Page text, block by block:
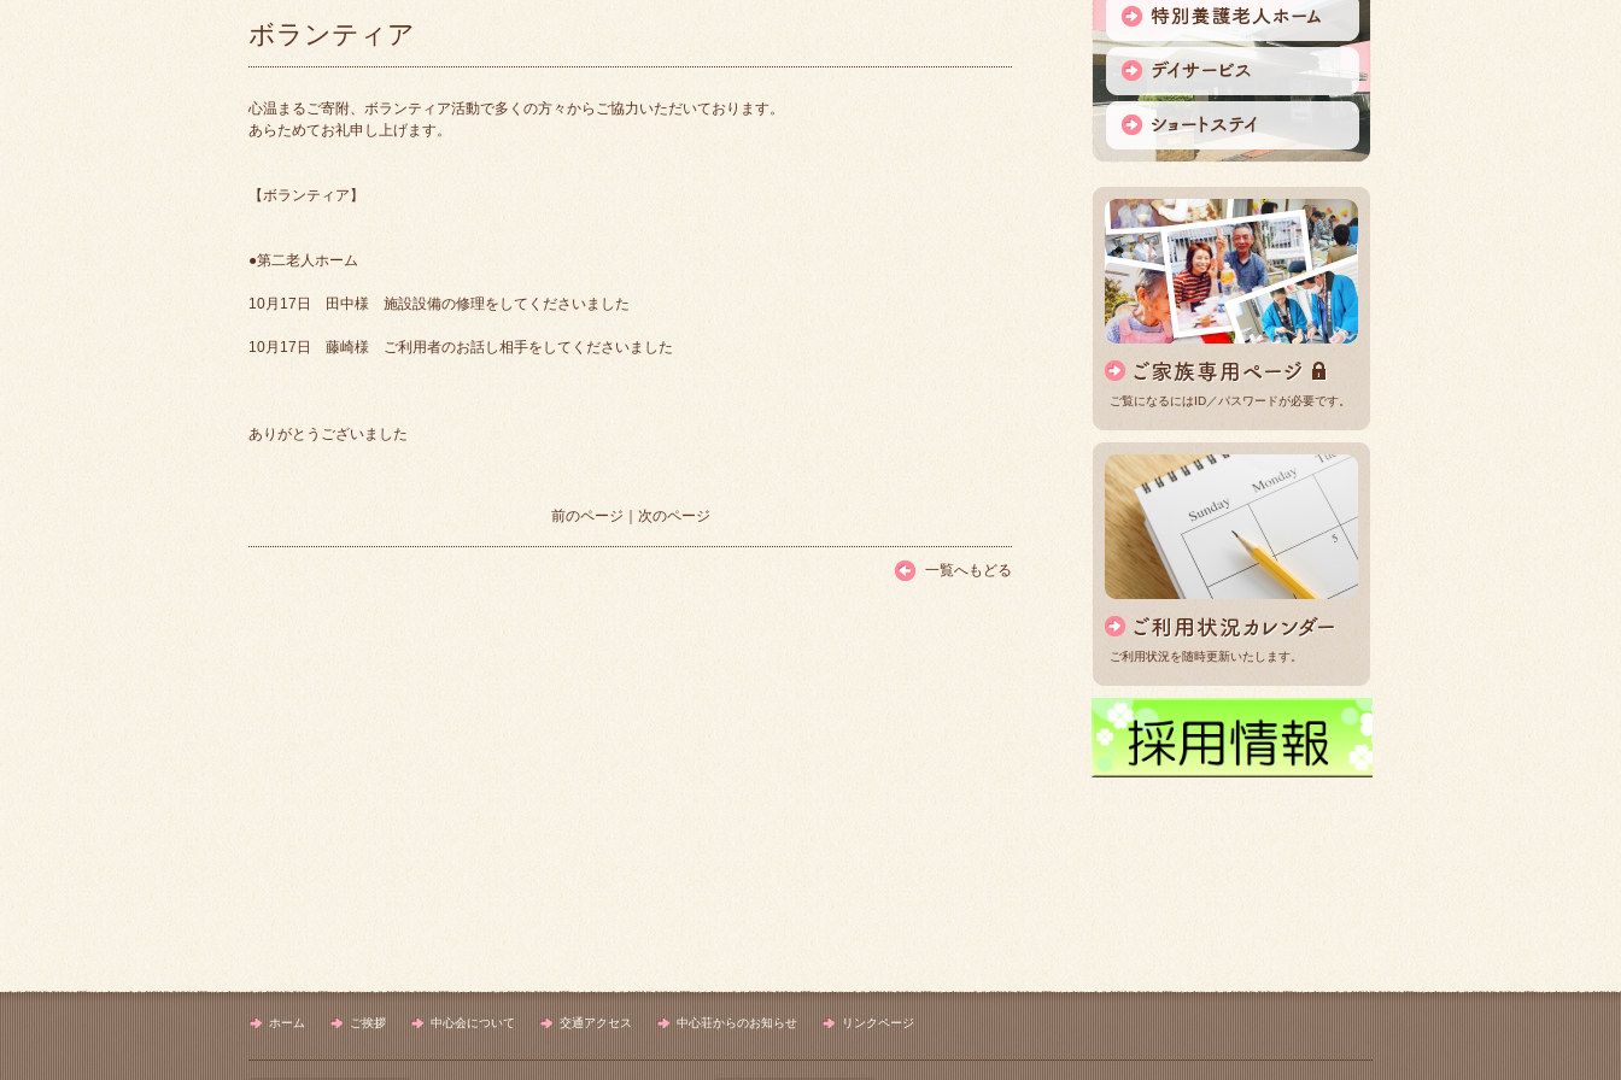
ボランティア
心温まるご寄附、ボランティア活動で多くの方々からご協力いただいております。
あらためてお礼申し上げます。
【ボランティア】
●第二老人ホーム
10月17日 田中様 施設設備の修理をしてくださいました
10月17日 藤崎様 ご利用者のお話し相手をしてくださいました
ありがとうございました
前のページ 次のページ
一覧へもどる
ご覧になるにはID／パスワードが必要です。
ご利用状況を随時更新いたします。
ホーム ご挨拶 中心会について 交通アクセス 中心荘からのお知らせ リンクページ